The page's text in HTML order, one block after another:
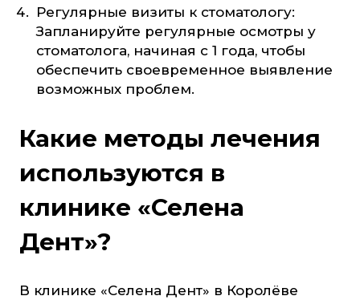
Регулярные визиты к стоматологу:
Запланируйте регулярные осмотры у
стоматолога, начиная с 1 года, чтобы
обеспечить своевременное выявление
возможных проблем.
Какие методы лечения
используются в
клинике «Селена
Дент»?
В клинике «Селена Дент» в Королёве